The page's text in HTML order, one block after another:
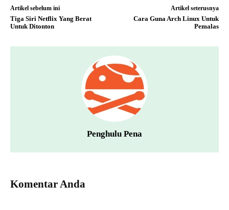
Artikel sebelum ini
Tiga Siri Netflix Yang Berat
Untuk Ditonton
Artikel seterusnya
Cara Guna Arch Linux Untuk
Pemalas
Penghulu Pena
Komentar Anda